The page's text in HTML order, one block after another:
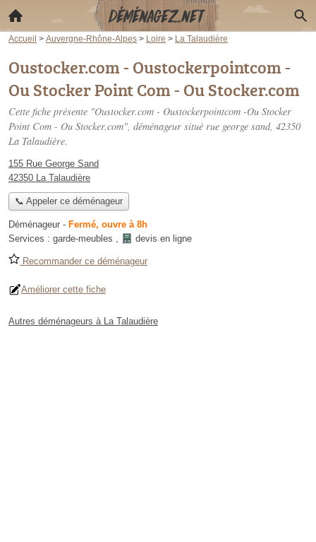
Accueil > Auvergne-Rhône-Alpes > Loire > La Talaudière
Oustocker.com - Oustockerpointcom -
Ou Stocker Point Com - Ou Stocker.com
Cette fiche présente "Oustocker.com - Oustockerpointcom -Ou Stocker
Point Com - Ou Stocker.com", déménageur situé rue george sand, 42350
La Talaudière.
155 Rue George Sand
42350 La Talaudière
📞 Appeler ce déménageur
Déménageur - Fermé, ouvre à 8h
Services : garde-meubles , devis en ligne
Recommander ce déménageur
Améliorer cette fiche
Autres déménageurs à La Talaudière